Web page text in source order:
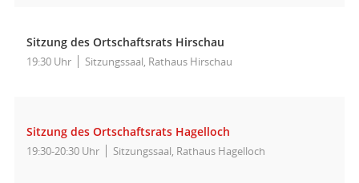
Sitzung des Ortschaftsrats Hirschau
19:30 Uhr Sitzungssaal, Rathaus Hirschau
Sitzung des Ortschaftsrats Hagelloch
19:30-20:30 Uhr Sitzungssaal, Rathaus Hagelloch